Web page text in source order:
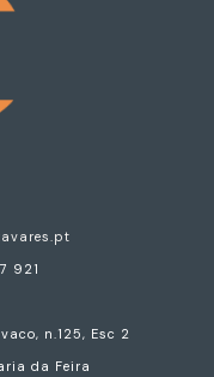
921
n.125, Esc 2
da Feira